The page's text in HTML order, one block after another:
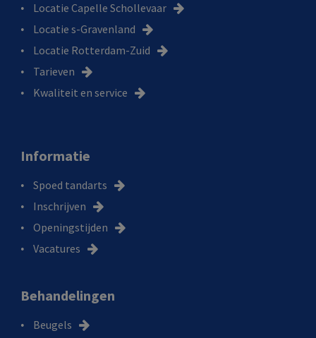
Locatie Capelle Schollevaar
Locatie s-Gravenland
Locatie Rotterdam-Zuid
Tarieven
Kwaliteit en service
Informatie
Spoed tandarts
Inschrijven
Openingstijden
Vacatures
Behandelingen
Beugels